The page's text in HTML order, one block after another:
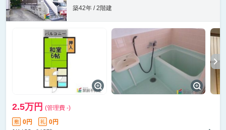
築42年 / 2階建
2.5万円 (管理費 -)
敷 0円 礼
0円